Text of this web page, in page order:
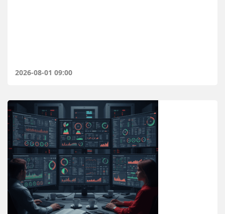
2026-08-01 09:00